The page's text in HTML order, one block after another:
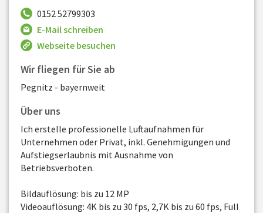
0152 52799303
E-Mail schreiben
Webseite besuchen
Wir fliegen für Sie ab
Pegnitz - bayernweit
Über uns
Ich erstelle professionelle Luftaufnahmen für
Unternehmen oder Privat, inkl. Genehmigungen und
Aufstiegserlaubnis mit Ausnahme von
Betriebsverboten.
Bildauflösung: bis zu 12 MP
Videoauflösung: 4K bis zu 30 fps, 2,7K bis zu 60 fps, Full